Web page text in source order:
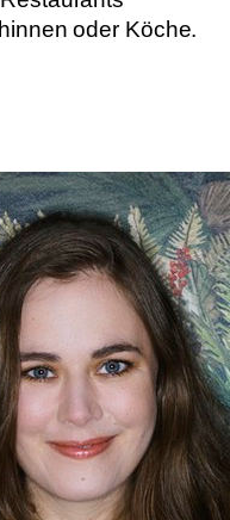
oder Köche.